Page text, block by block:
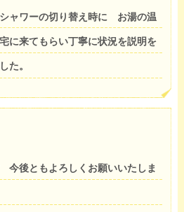
ャワーの切り替え時に お湯の温
に来てもらい丁寧に状況を説明を
た。
今後ともよろしくお願いいたしま